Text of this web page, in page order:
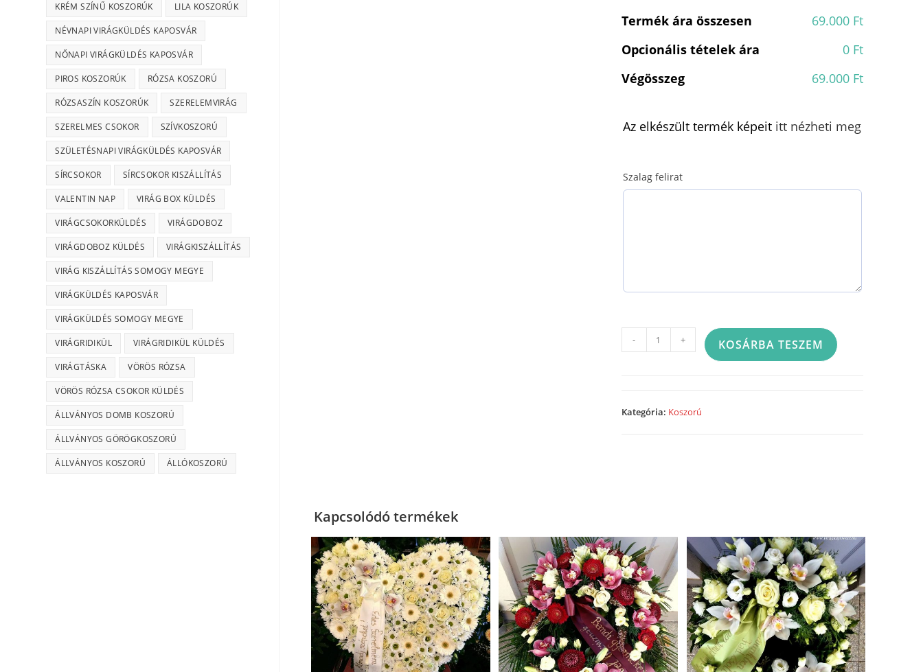
Termék ára összesen
69.000 Ft
Opcionális tételek ára
0 Ft
Végösszeg
69.000 Ft
Az elkészült termék képeit itt nézheti meg
Szalag felirat
Szívkoszorú
álvánnyal
- + KOSÁRBA TESZEM
Kategória: Koszorú
Kapcsolódó termékek
KRÉM SZÍNŰ KOSZORÚK LILA KOSZORÚK
NÉVNAPI VIRÁGKÜLDÉS KAPOSVÁR
NŐNAPI VIRÁGKÜLDÉS KAPOSVÁR
PIROS KOSZORÚK RÓZSA KOSZORÚ
RÓZSASZÍN KOSZORÚK SZERELEMVIRÁG
SZERELMES CSOKOR SZÍVKOSZORÚ
SZÜLETÉSNAPI VIRÁGKÜLDÉS KAPOSVÁR
SÍRCSOKOR SÍRCSOKOR KISZÁLLÍTÁS
VALENTIN NAP VIRÁG BOX KÜLDÉS
VIRÁGCSOKORKÜLDÉS VIRÁGDOBOZ
VIRÁGDOBOZ KÜLDÉS VIRÁGKISZÁLLÍTÁS
VIRÁG KISZÁLLÍTÁS SOMOGY MEGYE
VIRÁGKÜLDÉS KAPOSVÁR
VIRÁGKÜLDÉS SOMOGY MEGYE
VIRÁGRIDIKÜL VIRÁGRIDIKÜL KÜLDÉS
VIRÁGTÁSKA VÖRÖS RÓZSA
VÖRÖS RÓZSA CSOKOR KÜLDÉS
ÁLLVÁNYOS DOMB KOSZORÚ
ÁLLVÁNYOS GÖRÖGKOSZORÚ
ÁLLVÁNYOS KOSZORÚ ÁLLÓKOSZORÚ